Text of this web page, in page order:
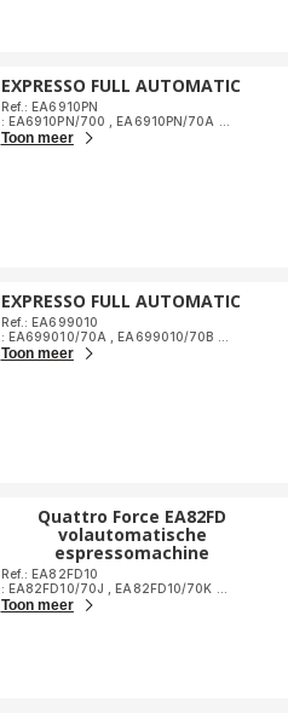
EXPRESSO FULL AUTOMATIC
Ref.: EA6910PN
: EA6910PN/700
EA6910PN/70A
Toon meer
EXPRESSO FULL AUTOMATIC
Ref.: EA699010
: EA699010/70A
EA699010/70B
Toon meer
Quattro Force EA82FD
volautomatische
espressomachine
Ref.: EA82FD10
: EA82FD10/70J
EA82FD10/70K
Toon meer